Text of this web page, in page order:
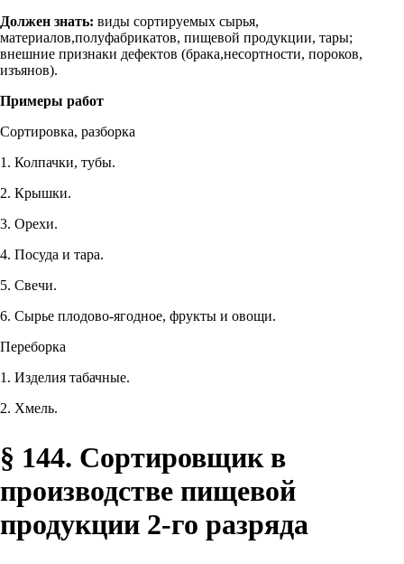
Должен знать: виды сортируемых сырья,
материалов,полуфабрикатов, пищевой продукции, тары;
внешние признаки дефектов (брака,несортности, пороков,
изъянов).
Примеры работ
Сортировка, разборка
1. Колпачки, тубы.
2. Крышки.
3. Орехи.
4. Посуда и тара.
5. Свечи.
6. Сырье плодово-ягодное, фрукты и овощи.
Переборка
1. Изделия табачные.
2. Хмель.
§ 144. Сортировщик в
производстве пищевой
продукции 2-го разряда